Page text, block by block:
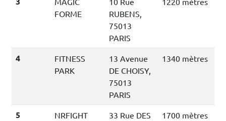
FORME
RUBENS,
75013
PARIS
4
FITNESS
PARK
13 Avenue
DE CHOISY,
75013
PARIS
1340 mètres
5 NRFIGHT
33 Rue DES
1700 mètres